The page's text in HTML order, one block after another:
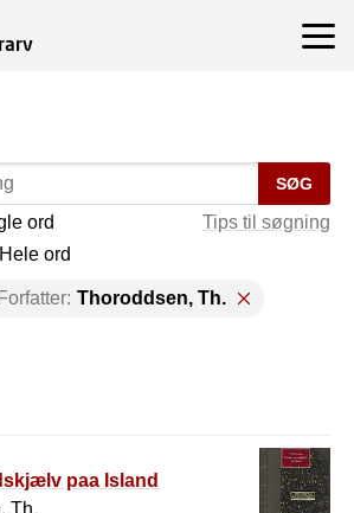
SØG
Tips til søgning
ord
Hele ord
Forfatter: Thoroddsen, Th.
paa Island
Th.